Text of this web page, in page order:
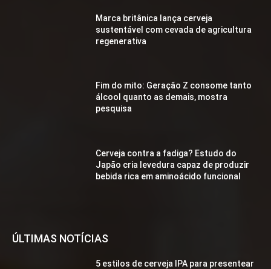
Marca britânica lança cerveja
sustentável com cevada de agricultura
regenerativa
Fim do mito: Geração Z consome tanto
álcool quanto as demais, mostra
pesquisa
Cerveja contra a fadiga? Estudo do
Japão cria levedura capaz de produzir
bebida rica em aminoácido funcional
ÚLTIMAS NOTÍCIAS
5 estilos de cerveja IPA para presentear